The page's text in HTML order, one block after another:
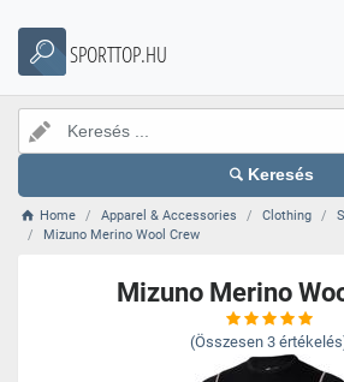
SPORTTOP.HU
Keresés
Home Apparel & Accessories Clothing
Mizuno Merino Wool Crew
Mizuno Merino
(Összesen 3